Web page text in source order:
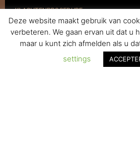
KLACHTENPROCEDURE
VERZENDEN & RETOURNEREN
Deze website maakt gebruik van
verbeteren. We gaan ervan uit dat u
maar u kunt zich afmelden als u
settings